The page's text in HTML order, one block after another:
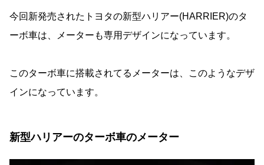
今回新発売されたトヨタの新型ハリアー(HARRIER)のタ
ーボ車は、メーターも専用デザインになっています。
このターボ車に搭載されてるメーターは、このようなデザ
インになっています。
新型ハリアーのターボ車のメーター